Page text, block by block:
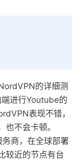
的详细测
进行Youtube的
表现不错，
不会卡顿。
商，在全球部署
较近的节点有台